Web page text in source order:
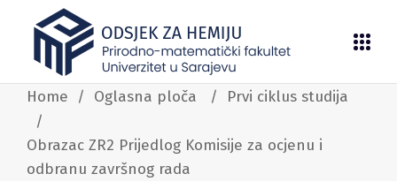
Home / Oglasna ploča / Prvi ciklus studija
/
Obrazac ZR2 Prijedlog Komisije za ocjenu i
odbranu završnog rada